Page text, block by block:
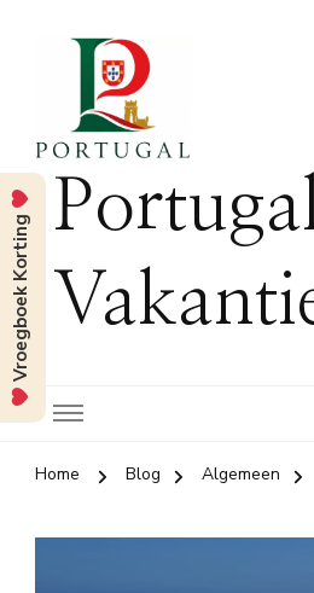
Home Blog Algemeen
Vroegboek Korting